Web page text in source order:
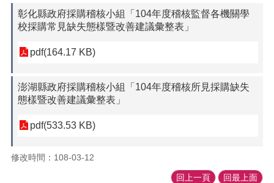
彰化縣政府採購稽核小組「104年度稽核監督各機關學
校採購常見缺失態樣暨改善建議彙整表」
pdf(164.17 KB)
澎湖縣政府採購稽核小組「104年度稽核所見採購缺失
態樣暨改善建議彙整表」
pdf(533.53 KB)
修改時間：108-03-12
回上一頁 回最上面